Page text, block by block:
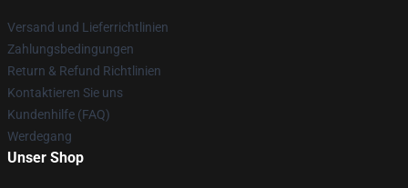
Versand und Lieferrichtlinien
Zahlungsbedingungen
Return & Refund Richtlinien
Kontaktieren Sie uns
Kundenhilfe (FAQ)
Werdegang
Unser Shop